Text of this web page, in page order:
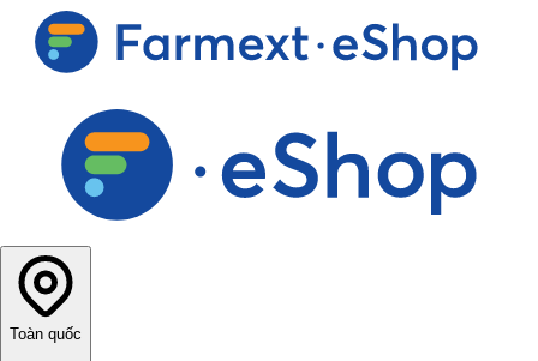
Toàn quốc